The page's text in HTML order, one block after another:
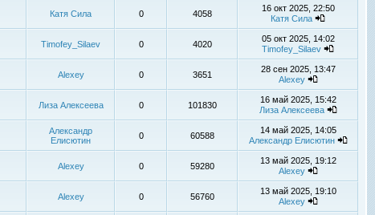
Катя Сила 0 4058
16 окт 2025, 22:50
Катя Сила
Timofey_Silaev 0 4020
05 окт 2025, 14:02
Timofey_Silaev
Alexey 0 3651
28 сен 2025, 13:47
Alexey
Лиза Алексеева 0 101830
16 май 2025, 15:42
Лиза Алексеева
Александр
Елисютин
0 60588
14 май 2025, 14:05
Александр Елисютин
Alexey 0 59280
13 май 2025, 19:12
Alexey
Alexey 0 56760
13 май 2025, 19:10
Alexey